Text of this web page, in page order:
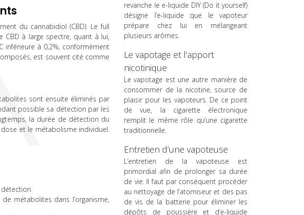
du cannabidiol (CBD). Le full
CBD à large spectre, quant à lui,
inférieure à 0,2%, conformément
est souvent cité comme
sont ensuite éliminés par
possible sa détection par les
la durée de détection du
et le métabolisme individuel.
métabolites dans l’organisme,
revanche le e-liquide DIY (Do it yourself)
désigne l’e-liquide que le vapoteur
prépare chez lui en mélangeant
plusieurs arômes.
Le vapotage et l’apport
nicotinique
Le vapotage est une autre manière de
consommer de la nicotine, source de
plaisir pour les vapoteurs. De ce point
de vue, la cigarette électronique
remplit le même rôle qu’une cigarette
traditionnelle.
Entretien d’une vapoteuse
L’entretien de la vapoteuse est
primordial afin de prolonger sa durée
de vie. Il faut par conséquent procéder
au nettoyage de l’atomiseur et des pas
de vis de la batterie pour éliminer les
dépôts de poussière et d’e-liquide